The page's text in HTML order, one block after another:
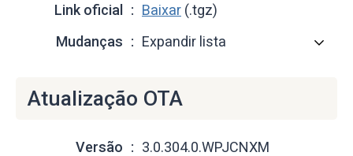
Link oficial
Baixar (.tgz)
Mudanças
Expandir lista
Atualização OTA
Versão
3.0.304.0.WPJCNXM